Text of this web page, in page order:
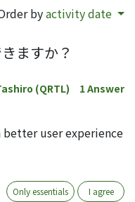
byactivity date
ますか？
(QRTL) 1 Answer
user experience
Only essentials I agree